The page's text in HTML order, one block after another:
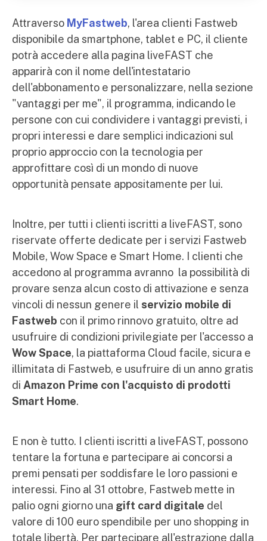
Attraverso MyFastweb, l'area clienti Fastweb
disponibile da smartphone, tablet e PC, il cliente
potrà accedere alla pagina liveFAST che
apparirà con il nome dell'intestatario
dell'abbonamento e personalizzare, nella sezione
"vantaggi per me", il programma, indicando le
persone con cui condividere i vantaggi previsti, i
propri interessi e dare semplici indicazioni sul
proprio approccio con la tecnologia per
approfittare così di un mondo di nuove
opportunità pensate appositamente per lui.
Inoltre, per tutti i clienti iscritti a liveFAST, sono
riservate offerte dedicate per i servizi Fastweb
Mobile, Wow Space e Smart Home. I clienti che
accedono al programma avranno la possibilità di
provare senza alcun costo di attivazione e senza
vincoli di nessun genere il servizio mobile di
Fastweb con il primo rinnovo gratuito, oltre ad
usufruire di condizioni privilegiate per l'accesso a
Wow Space, la piattaforma Cloud facile, sicura e
illimitata di Fastweb, e usufruire di un anno gratis
di Amazon Prime con l'acquisto di prodotti
Smart Home.
E non è tutto. I clienti iscritti a liveFAST, possono
tentare la fortuna e partecipare ai concorsi a
premi pensati per soddisfare le loro passioni e
interessi. Fino al 31 ottobre, Fastweb mette in
palio ogni giorno una gift card digitale del
valore di 100 euro spendibile per uno shopping in
totale libertà. Per partecipare all'estrazione dalla